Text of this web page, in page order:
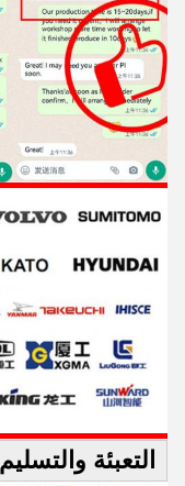
التعبئة والتسليم